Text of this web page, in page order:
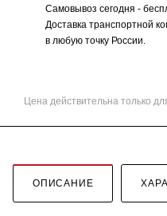
Самовывоз сегодня -
Доставка транспортной
в любую точку России.
Цена действительна только
ОПИСАНИЕ